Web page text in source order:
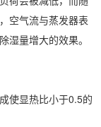
空气流与蒸发器表
湿量增大的效果。
使显热比小于0.5的